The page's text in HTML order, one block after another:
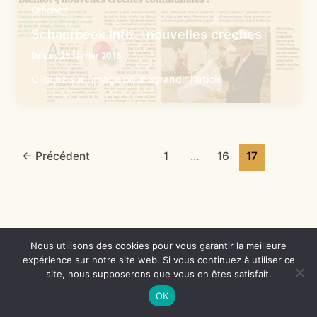
Crèches
Schaerbeek Info – nouvelles crèches
Driss/25 février 2016
Cliquez sur l’image pour agrandir l’article
← Précédent 1 … 16 17
Copyright © 2026 Crèches de Schaerbeek | Propulsé par
Thème
WordPress Astra
Nous utilisons des cookies pour vous garantir la meilleure
expérience sur notre site web. Si vous continuez à utiliser ce
site, nous supposerons que vous en êtes satisfait.
OK